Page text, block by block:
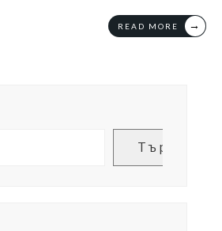
READ MORE →
Търсене